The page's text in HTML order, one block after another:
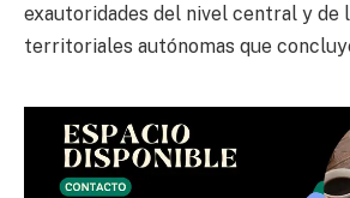
exautoridades del nivel central y de
territoriales autónomas que